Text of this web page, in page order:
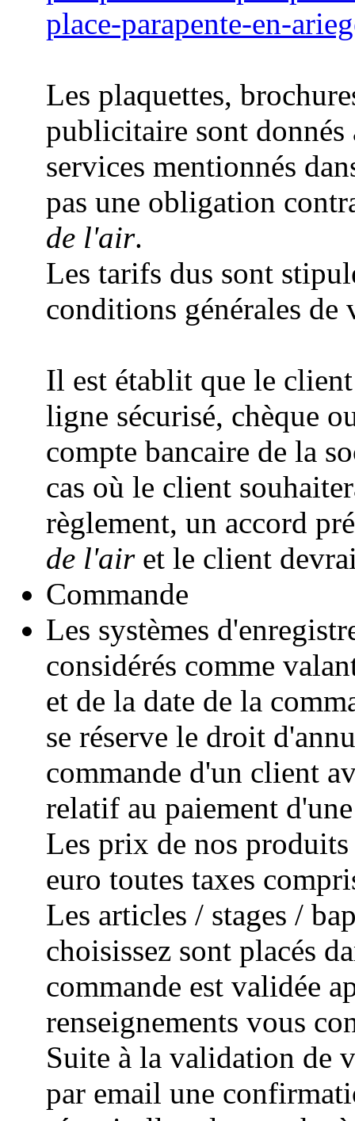
place-parapente-en-
Les plaquettes,
publicitaire sont
services mentionnés
pas une obligation
de l'air.
Les tarifs dus sont
conditions générales de
Il est établit que le
ligne sécurisé, chèque
compte bancaire de la
cas où le client
règlement, un accord
de l'airet le client
Commande
Les systèmes
considérés comme
et de la date de la
se réserve le droit
commande d'un client
relatif au paiement
Les prix de nos
euro toutes taxes
Les articles / stages /
choisissez sont placés
commande est validée
renseignements vous
Suite à la validation de
par email une